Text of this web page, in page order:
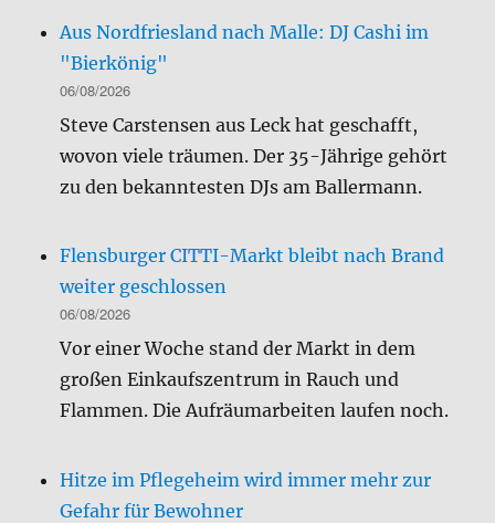
Aus Nordfriesland nach Malle: DJ Cashi im
"Bierkönig"
06/08/2026
Steve Carstensen aus Leck hat geschafft,
wovon viele träumen. Der 35-Jährige gehört
zu den bekanntesten DJs am Ballermann.
Flensburger CITTI-Markt bleibt nach Brand
weiter geschlossen
06/08/2026
Vor einer Woche stand der Markt in dem
großen Einkaufszentrum in Rauch und
Flammen. Die Aufräumarbeiten laufen noch.
Hitze im Pflegeheim wird immer mehr zur
Gefahr für Bewohner